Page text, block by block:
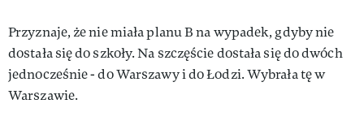
Przyznaje, że nie miała planu B na wypadek, gdyby nie
dostała się do szkoły. Na szczęście dostała się do dwóch
jednocześnie - do Warszawy i do Łodzi. Wybrała tę w
Warszawie.